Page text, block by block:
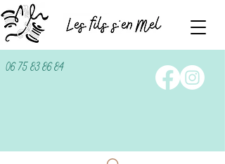
06 75 83 86 84